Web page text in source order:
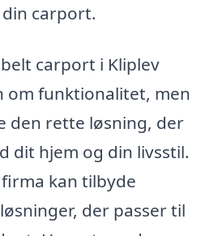
carport.
carport i Kliplev
om funktionalitet, men
den rette løsning, der
dit hjem og din livsstil.
kan tilbyde
der passer til